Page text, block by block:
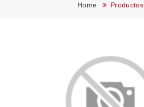
Home Productos